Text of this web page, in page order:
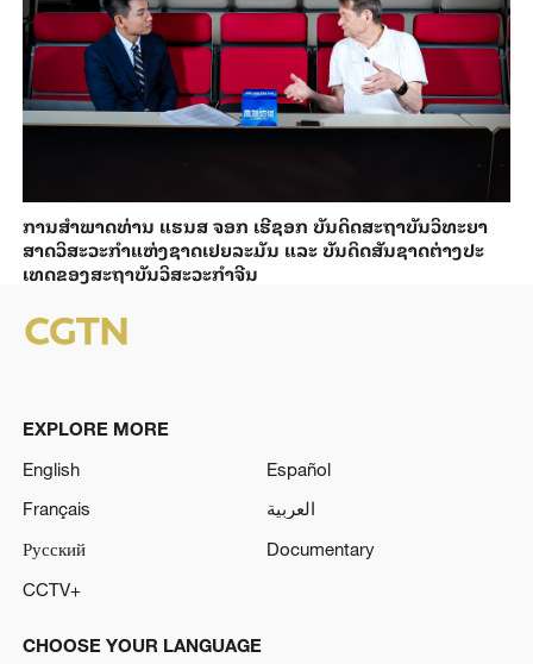
ການ​ສຳ​ພາດ​ທ່ານ ແຮນ​ສ ຈອກ ເຮີ​ຊອກ ​ບັນ​ດິດ​ສະ​ຖາ​ບັນວິ​ທະ​ຍາ​
ສາດວິ​ສະ​ວະ​ກຳ​ແຫ່ງ​ຊາດ​ເຢຍ​ລະ​ມັນ ແລະ ບັນ​ດິດ​ສັນ​ຊາດ​ຕ່າງ​ປະ​
ເທດ​ຂອງສະ​ຖາ​ບັນ​ວິ​ສະ​ວະ​ກຳ​ຈີນ
EXPLORE MORE
English
Español
Français
العربية
Русский
Documentary
CCTV+
CHOOSE YOUR LANGUAGE